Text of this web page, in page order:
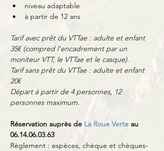
niveau adaptable
à partir de 12 ans
Tarif avec prêt du VTTae : adulte et enfant
35€ (compred l'encadrement par un
moniteur VTT, le VTTae et le casque).
Tarif sans prêt du VTTae : adulte et enfant
20€
Départ à partir de 4 personnes, 12
personnes maximum.
Réservation auprès de La Roue Verte au
06.14.06.03.63
Règlement : espèces, chèque et chèques-